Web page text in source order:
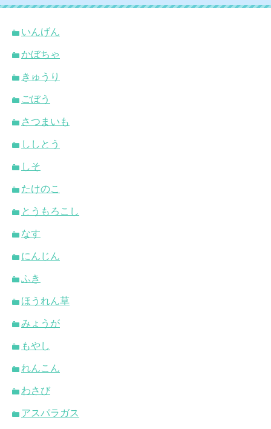
いんげん
かぼちゃ
きゅうり
ごぼう
さつまいも
ししとう
しそ
たけのこ
とうもろこし
なす
にんじん
ふき
ほうれん草
みょうが
もやし
れんこん
わさび
アスパラガス